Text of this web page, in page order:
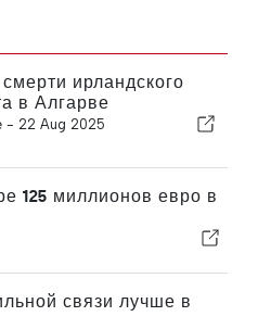
ирландского
в Алгарве
- 22 Aug 2025
125 миллионов евро в
связи лучше в